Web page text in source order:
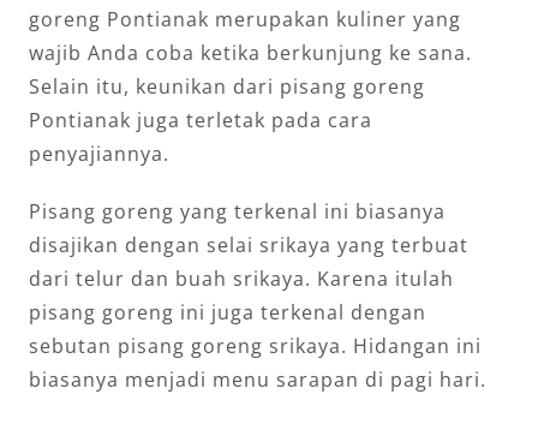
goreng Pontianak merupakan kuliner yang
wajib Anda coba ketika berkunjung ke sana.
Selain itu, keunikan dari pisang goreng
Pontianak juga terletak pada cara
penyajiannya.
Pisang goreng yang terkenal ini biasanya
disajikan dengan selai srikaya yang terbuat
dari telur dan buah srikaya. Karena itulah
pisang goreng ini juga terkenal dengan
sebutan pisang goreng srikaya. Hidangan ini
biasanya menjadi menu sarapan di pagi hari.